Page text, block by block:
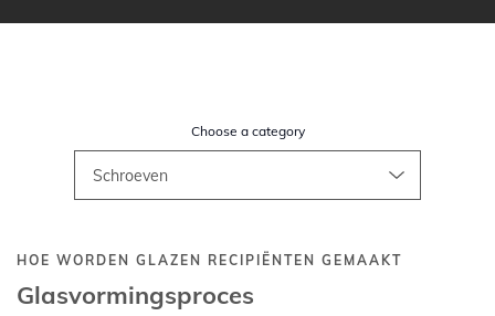
gaan
Choose a category
HOE WORDEN GLAZEN RECIPIËNTEN GEMAAKT
Glasvormingsproces